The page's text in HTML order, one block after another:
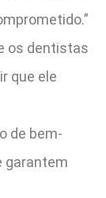
os dentistas
que ele
de bem-
garantem